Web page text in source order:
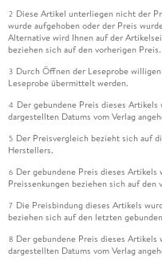
2 Diese Artikel unterliegen nicht der
wurde aufgehoben oder der Preis
Alternative wird Ihnen auf der
beziehen sich auf den vorherigen Preis.
3 Durch Öffnen der Leseprobe
Leseprobe übermittelt werden.
4 Der gebundene Preis dieses
dargestellten Datums vom Verlag
5 Der Preisvergleich bezieht sich auf
Herstellers.
6 Der gebundene Preis dieses Artikels
Preissenkungen beziehen sich auf den
7 Die Preisbindung dieses Artikels
beziehen sich auf den letzten
8 Der gebundene Preis dieses
dargestellten Datums vom Verlag